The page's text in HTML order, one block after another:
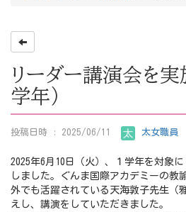
リーダー講演会を実
学年）
投稿日時 : 2025/06/11 太女職員
2025年6月10日（火）、１学年を対象
しました。ぐんま国際アカデミーの教
外でも活躍されている天海敦子先生（
えし、講演をしていただきました。